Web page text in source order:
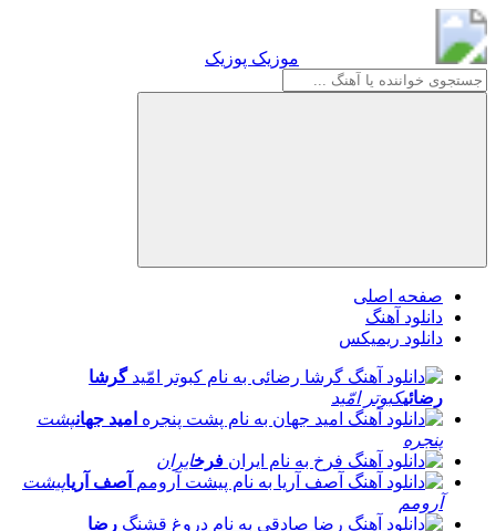
موزیک پوزیک
صفحه اصلی
دانلود آهنگ
دانلود ریمیکس
گرشا
رضائیکبوتر امّید
امید جهانپشت
پنجره
فرخایران
آصف آریاپیشت
آرومم
رضا